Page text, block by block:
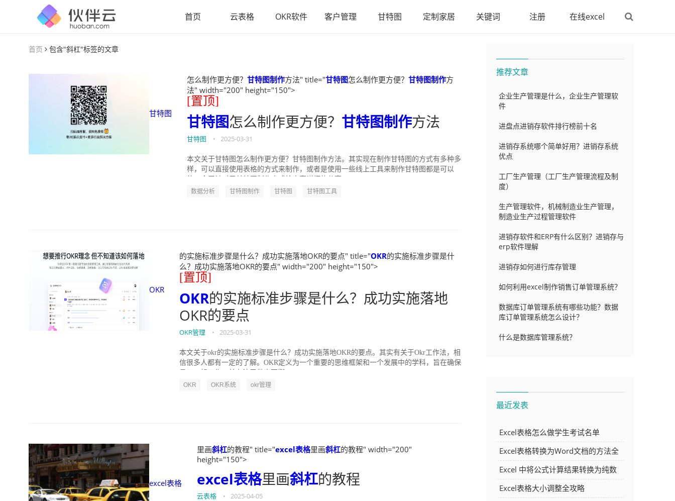
首页 云表格 OKR软件 客户管理 甘特图 定制家居 关键词 注册 在线excel
首页 包含"斜杠"标签的文章
甘特图
怎么制作更方便？ 甘特图制作方法" title="甘特图怎么制作更方便？ 甘特图制作方
法" width="200" height="150">
[置顶]
甘特图怎么制作更方便？ 甘特图制作方法
甘特图 • 2025-03-31
本文关于甘特图怎么制作更方便？甘特图制作方法。其实现在制作甘特图的方式有多种多
样，可以直接使用表格的方式来制作，或者是使用一些线上工具来制作甘特图都是可以
数据分析 甘特图制作 甘特图 甘特图工具
OKR
的实施标准步骤是什么？成功实施落地OKR的要点" title="OKR的实施标准步骤是什
么？成功实施落地OKR的要点" width="200" height="150">
[置顶]
OKR的实施标准步骤是什么？成功实施落地
OKR的要点
OKR管理 • 2025-03-31
本文关于okr的实施标准步骤是什么？成功实施落地OKR的要点。其实有关于Okr工作法，相
信很多人都有一定的了解。OKR定义为一个重要的思维框架和一个发展中的学科，旨在确保
OKR OKR系统 okr管理
excel表格
里画斜杠的教程" title="excel表格里画斜杠的教程" width="200"
height="150">
excel表格里画斜杠的教程
云表格 • 2025-04-05
推荐文章
企业生产管理是什么，企业生产管理软
件
进盘点进销存软件排行榜前十名
进销存系统哪个简单好用？进销存系统
优点
工厂生产管理（工厂生产管理流程及制
度）
生产管理软件，机械制造业生产管理，
制造业生产过程管理软件
进销存软件和ERP有什么区别？进销存与
erp软件理解
进销存如何进行库存管理
如何利用excel制作销售订单管理系统？
数据库订单管理系统有哪些功能？数据
库订单管理系统怎么设计？
什么是数据库管理系统？
最近发表
Excel表格怎么做学生考试名单
Excel表格转换为Word文档的方法全
解析
Excel 中将公式计算结果转换为纯数
字的多种方法
Excel表格大小调整全攻略